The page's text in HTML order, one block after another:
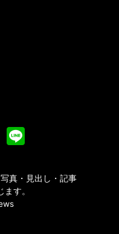
真・見出し・記事
す。